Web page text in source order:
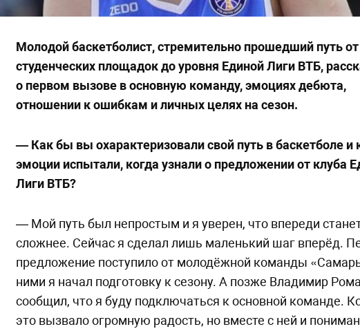
Молодой баскетболист, стремительно прошедший путь от
студенческих площадок до уровня Единой Лиги ВТБ,
о первом вызове в основную команду, эмоциях дебюта,
отношении к ошибкам и личных целях на сезон.
— Как бы вы охарактеризовали свой путь в баскетболе и
эмоции испытали, когда узнали о предложении от клуба
Лиги ВТБ?
— Мой путь был непростым и я уверен, что впереди
сложнее. Сейчас я сделал лишь маленький шаг вперёд.
предложение поступило от молодёжной команды
ними я начал подготовку к сезону. А позже Владимир
сообщил, что я буду подключаться к основной команде.
это вызвало огромную радость, но вместе с ней и